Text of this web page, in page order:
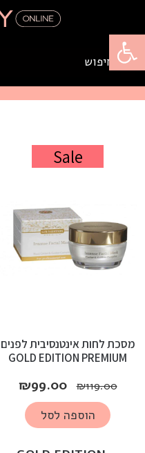
Sale
מסכת לחות אינטנסיבית לפנים
GOLD EDITION PREMIUM
₪119.00
₪99.00
הוספה לסל
פתח סרגל נגישות